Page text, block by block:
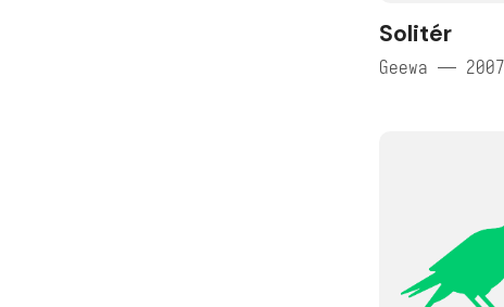
Solitér
Geewa — 2007